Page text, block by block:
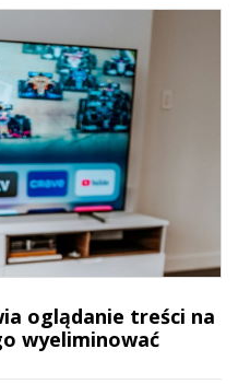
oglądanie treści na
wyeliminować